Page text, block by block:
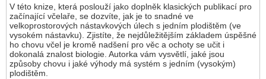
V této knize, která poslouží jako doplněk klasických publikací pro
začínající včelaře, se dozvíte, jak je to snadné ve
velkoprostorových nástavkových úlech s jedním plodištěm (ve
vysokém nástavku). Zjistíte, že nejdůležitějším základem úspěšné
ho chovu včel je kromě nadšení pro věc a ochoty se učit i
dokonalá znalost biologie. Autorka vám vysvětlí, jaké jsou
způsoby chovu i jaké výhody má systém s jedním (vysokým)
plodištěm.